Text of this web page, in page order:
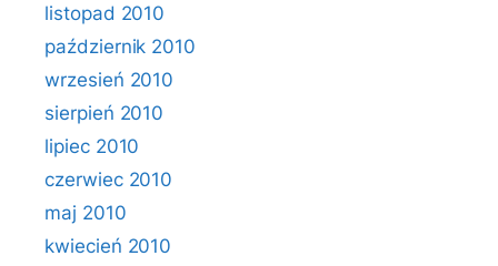
listopad 2010
październik 2010
wrzesień 2010
sierpień 2010
lipiec 2010
czerwiec 2010
maj 2010
kwiecień 2010